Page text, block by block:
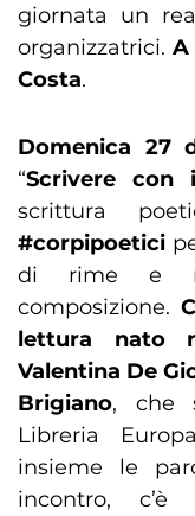
giornata un
organizzatrici.A
Costa.
Domenica 27
“Scrivere con
scrittura
#corpipoetici
di rime e
composizione.
lettura nato
Valentina De
Brigiano, che
Libreria
insieme le
incontro,